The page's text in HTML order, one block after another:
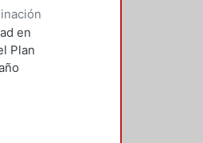
en
Plan